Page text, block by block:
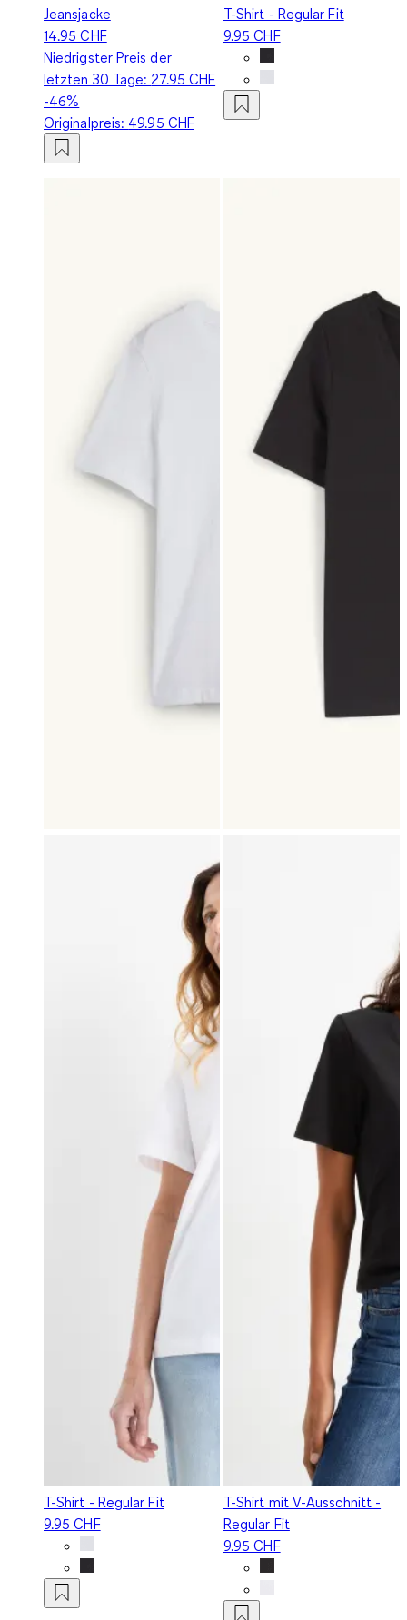
Jeansjacke
14.95 CHF
Niedrigster Preis der
letzten 30 Tage: 27.95 CHF
-46%
Originalpreis: 49.95 CHF
T-Shirt - Regular Fit
9.95 CHF
T-Shirt - Regular Fit
9.95 CHF
T-Shirt mit V-Ausschnitt -
Regular Fit
9.95 CHF